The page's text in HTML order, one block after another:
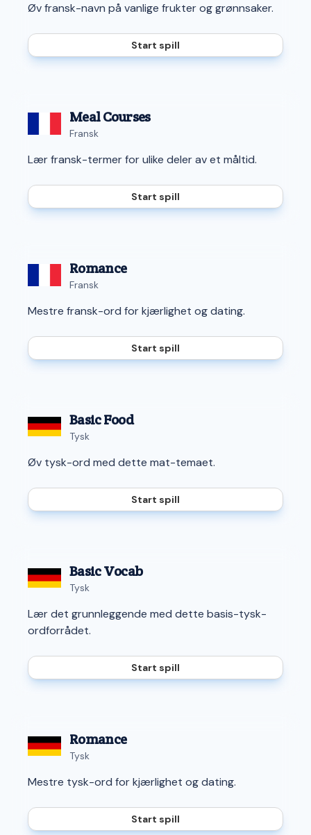
Øv fransk-navn på vanlige frukter og grønnsaker.
Start spill
Meal Courses
Fransk
Lær fransk-termer for ulike deler av et måltid.
Start spill
Romance
Fransk
Mestre fransk-ord for kjærlighet og dating.
Start spill
Basic Food
Tysk
Øv tysk-ord med dette mat-temaet.
Start spill
Basic Vocab
Tysk
Lær det grunnleggende med dette basis-tysk-
ordforrådet.
Start spill
Romance
Tysk
Mestre tysk-ord for kjærlighet og dating.
Start spill